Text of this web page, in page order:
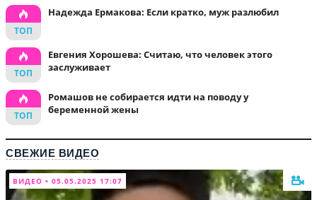
Надежда Ермакова: Если кратко, муж разлюбил
Евгения Хорошева: Считаю, что человек этого
заслуживает
Ромашов не собирается идти на поводу у
беременной жены
СВЕЖИЕ ВИДЕО
ВИДЕО • 05.05.2025 17:07